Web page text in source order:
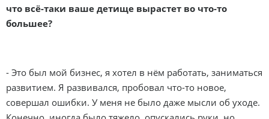
что всё-таки ваше детище вырастет во что-то
большее?
- Это был мой бизнес, я хотел в нём работать, заниматься
развитием. Я развивался, пробовал что-то новое,
совершал ошибки. У меня не было даже мысли об уходе.